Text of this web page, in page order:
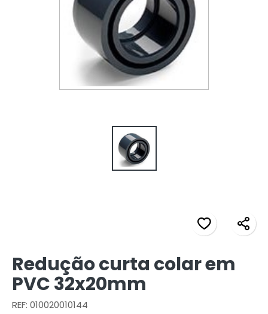
Redução curta colar em
PVC 32x20mm
REF: 010020010144